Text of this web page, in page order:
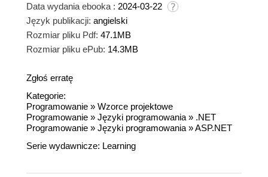
Data wydania ebooka : 2024-03-22
Język publikacji: angielski
Rozmiar pliku Pdf: 47.1MB
Rozmiar pliku ePub: 14.3MB
Zgłoś erratę
Kategorie:
Programowanie » Wzorce projektowe
Programowanie » Języki programowania » .NET
Programowanie » Języki programowania »ASP.NET
Serie wydawnicze: Learning